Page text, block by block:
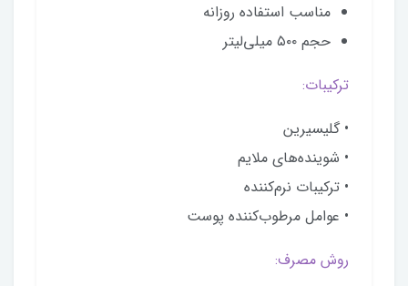
مناسب استفاده روزانه
حجم ۵۰۰ میلی‌لیتر
ترکیبات:
• گلیسیرین
• شوینده‌های ملایم
• ترکیبات نرم‌کننده
• عوامل مرطوب‌کننده پوست
روش مصرف: